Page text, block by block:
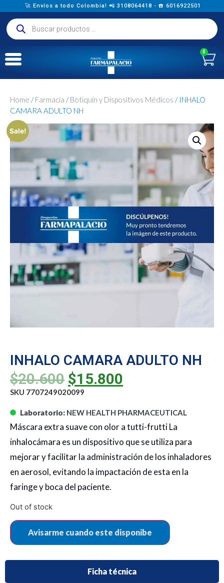
🚀 Envíos a todo Colombia! 📲 3108064418 - ☎️ 6016922501
0
Home /Farmacia /Botiquín y Dispositivos Médicos / INHALO
CAMARA ADULTO NH
Sale!
INHALO CAMARA ADULTO NH
$20.600 $15.800
SKU 7707249020099
Laboratorio: NEW HEALTH PHARMACEUTICAL
Máscara extra suave con olor a tutti-frutti La
inhalocámara es un dispositivo que se utiliza para
mejorar y facilitar la administración de los inhaladores
en aerosol, evitando la impactación de esta en la
faringe y boca del paciente.
Out of stock
Ficha técnica